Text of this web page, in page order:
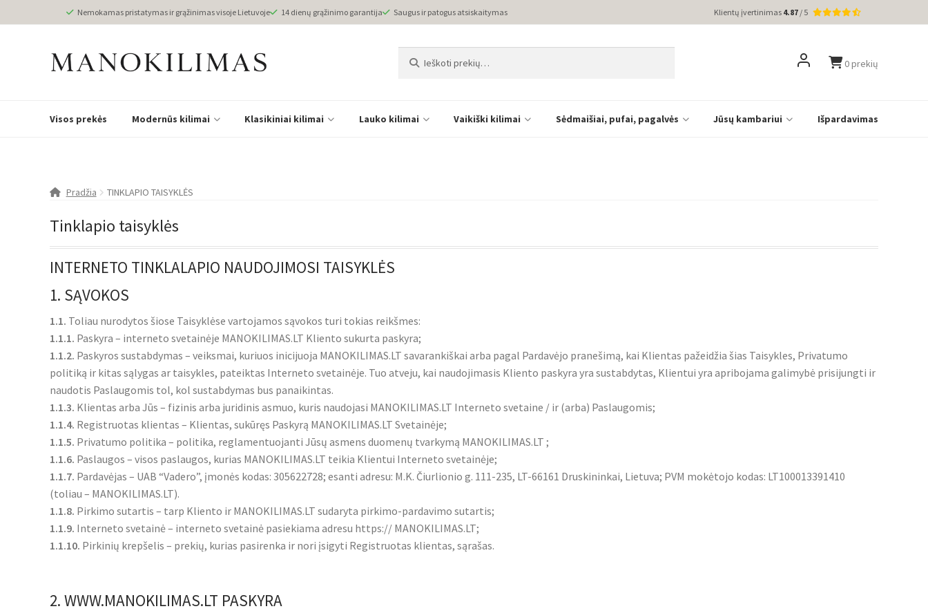
Nemokamas pristatymas ir grąžinimas visoje Lietuvoje 14 dienų grąžinimo garantija Saugus ir patogus atsiskaitymas Klientų įvertinimas 4.87 / 5
0 prekių
Visos prekės Modernūs kilimai Klasikiniai kilimai Lauko kilimai Vaikiški kilimai Sėdmaišiai, pufai, pagalvės Jūsų kambariui Išpardavimas
Pradžia TINKLAPIO TAISYKLĖS
Tinklapio taisyklės
INTERNETO TINKLALAPIO NAUDOJIMOSI TAISYKLĖS
1. SĄVOKOS
1.1. Toliau nurodytos šiose Taisyklėse vartojamos sąvokos turi tokias reikšmes:
1.1.1. Paskyra – interneto svetainėje MANOKILIMAS.LT Kliento sukurta paskyra;
1.1.2. Paskyros sustabdymas – veiksmai, kuriuos inicijuoja MANOKILIMAS.LT savarankiškai arba pagal Pardavėjo pranešimą, kai Klientas pažeidžia šias Taisykles, Privatumo
politiką ir kitas sąlygas ar taisykles, pateiktas Interneto svetainėje. Tuo atveju, kai naudojimasis Kliento paskyra yra sustabdytas, Klientui yra apribojama galimybė prisijungti ir
naudotis Paslaugomis tol, kol sustabdymas bus panaikintas.
1.1.3. Klientas arba Jūs – fizinis arba juridinis asmuo, kuris naudojasi MANOKILIMAS.LT Interneto svetaine / ir (arba) Paslaugomis;
1.1.4. Registruotas klientas – Klientas, sukūręs Paskyrą MANOKILIMAS.LT Svetainėje;
1.1.5. Privatumo politika – politika, reglamentuojanti Jūsų asmens duomenų tvarkymą MANOKILIMAS.LT ;
1.1.6. Paslaugos – visos paslaugos, kurias MANOKILIMAS.LT teikia Klientui Interneto svetainėje;
1.1.7. Pardavėjas – UAB “Vadero”, įmonės kodas: 305622728; esanti adresu: M.K. Čiurlionio g. 111-235, LT-66161 Druskininkai, Lietuva; PVM mokėtojo kodas: LT100013391410
(toliau – MANOKILIMAS.LT).
1.1.8. Pirkimo sutartis – tarp Kliento ir MANOKILIMAS.LT sudaryta pirkimo-pardavimo sutartis;
1.1.9. Interneto svetainė – interneto svetainė pasiekiama adresu https:// MANOKILIMAS.LT;
1.1.10. Pirkinių krepšelis – prekių, kurias pasirenka ir nori įsigyti Registruotas klientas, sąrašas.
2. WWW.MANOKILIMAS.LT PASKYRA